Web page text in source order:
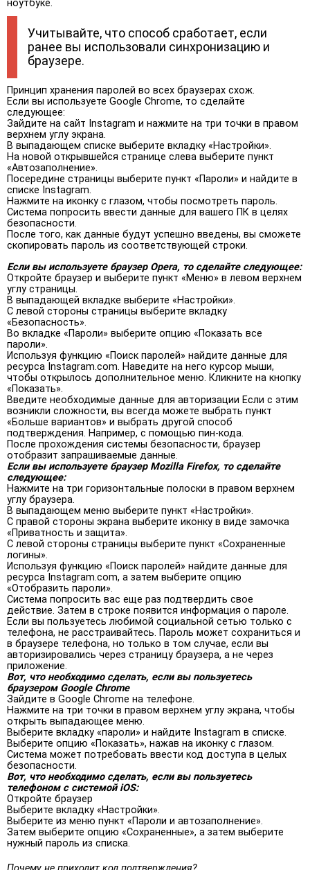
ноутбуке.
Учитывайте, что способ сработает, если
ранее вы использовали синхронизацию и
браузере.
Принцип хранения паролей во всех браузерах схож.
Если вы используете Google Chrome, то сделайте
следующее:
Зайдите на сайт Instagram и нажмите на три точки в правом
верхнем углу экрана.
В выпадающем списке выберите вкладку «Настройки».
На новой открывшейся странице слева выберите пункт
«Автозаполнение».
Посередине страницы выберите пункт «Пароли» и найдите в
списке Instagram.
Нажмите на иконку с глазом, чтобы посмотреть пароль.
Система попросить ввести данные для вашего ПК в целях
безопасности.
После того, как данные будут успешно введены, вы сможете
скопировать пароль из соответствующей строки.
Если вы используете браузер Opera, то сделайте следующее:
Откройте браузер и выберите пункт «Меню» в левом верхнем
углу страницы.
В выпадающей вкладке выберите «Настройки».
С левой стороны страницы выберите вкладку
«Безопасность».
Во вкладке «Пароли» выберите опцию «Показать все
пароли».
Используя функцию «Поиск паролей» найдите данные для
ресурса Instagram.com. Наведите на него курсор мыши,
чтобы открылось дополнительное меню. Кликните на кнопку
«Показать».
Введите необходимые данные для авторизации Если с этим
возникли сложности, вы всегда можете выбрать пункт
«Больше вариантов» и выбрать другой способ
подтверждения. Например, с помощью пин-кода.
После прохождения системы безопасности, браузер
отобразит запрашиваемые данные.
Если вы используете браузер Mozilla Firefox, то сделайте
следующее:
Нажмите на три горизонтальные полоски в правом верхнем
углу браузера.
В выпадающем меню выберите пункт «Настройки».
С правой стороны экрана выберите иконку в виде замочка
«Приватность и защита».
С левой стороны страницы выберите пункт «Сохраненные
логины».
Используя функцию «Поиск паролей» найдите данные для
ресурса Instagram.com, а затем выберите опцию
«Отобразить пароли».
Система попросить вас еще раз подтвердить свое
действие. Затем в строке появится информация о пароле.
Если вы пользуетесь любимой социальной сетью только с
телефона, не расстраивайтесь. Пароль может сохраниться и
в браузере телефона, но только в том случае, если вы
авторизировались через страницу браузера, а не через
приложение.
Вот, что необходимо сделать, если вы пользуетесь
браузером Google Chrome
Зайдите в Google Chrome на телефоне.
Нажмите на три точки в правом верхнем углу экрана, чтобы
открыть выпадающее меню.
Выберите вкладку «пароли» и найдите Instagram в списке.
Выберите опцию «Показать», нажав на иконку с глазом.
Система может потребовать ввести код доступа в целых
безопасности.
Вот, что необходимо сделать, если вы пользуетесь
телефоном с системой iOS:
Откройте браузер
Выберите вкладку «Настройки».
Выберите из меню пункт «Пароли и автозаполнение».
Затем выберите опцию «Сохраненные», а затем выберите
нужный пароль из списка.